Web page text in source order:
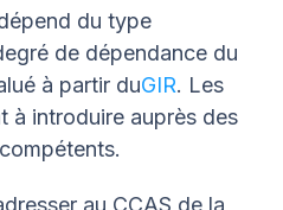
du type
de dépendance du
à partir duGIR. Les
à introduire auprès des
au CCAS de la